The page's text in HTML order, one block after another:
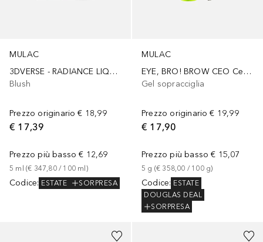
MULAC
3DVERSE - RADIANCE LIQUID BLUSH ALL OVER
Blush
Prezzo originario € 18,99
€ 17,39
Prezzo più basso € 12,69
5 ml (€ 347,80 / 100 ml )
Codice: ESTATE SORPRESA
MULAC
EYE, BRO! BROW CEO Cera Fissante Liquida Sopracciglia
Gel sopracciglia
Prezzo originario € 19,99
€ 17,90
Prezzo più basso € 15,07
5 g (€ 358,00 / 100 g)
Codice: ESTATE
DOUGLAS DEAL
SORPRESA
+1